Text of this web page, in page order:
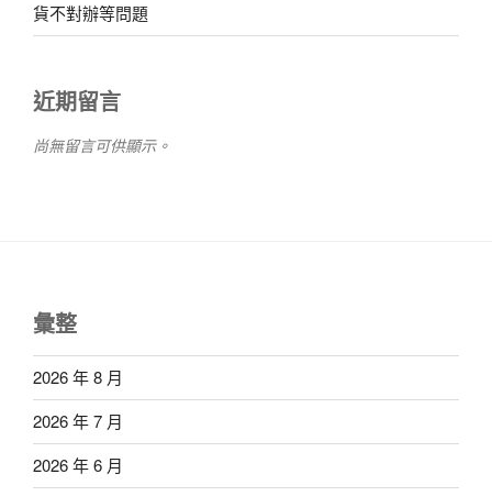
貨不對辦等問題
近期留言
尚無留言可供顯示。
彙整
2026 年 8 月
2026 年 7 月
2026 年 6 月